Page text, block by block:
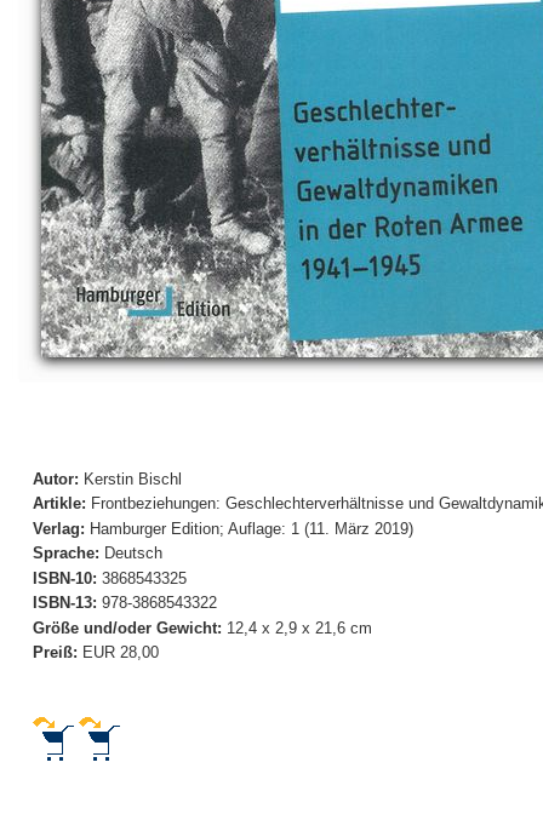
Autor: Kerstin Bischl
Artikle: Frontbeziehungen: Geschlechterverhältnisse und
Verlag: Hamburger Edition; Auflage: 1 (11. März 2019)
Sprache: Deutsch
ISBN-10: 3868543325
ISBN-13: 978-3868543322
Größe und/oder Gewicht: 12,4 x 2,9 x 21,6 cm
Preiß: EUR 28,00